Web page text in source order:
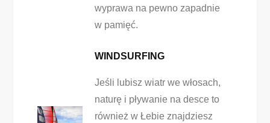
wyprawa na pewno zapadnie
w pamięć.
WINDSURFING
Jeśli lubisz wiatr we włosach,
naturę i pływanie na desce to
również w Łebie znajdziesz